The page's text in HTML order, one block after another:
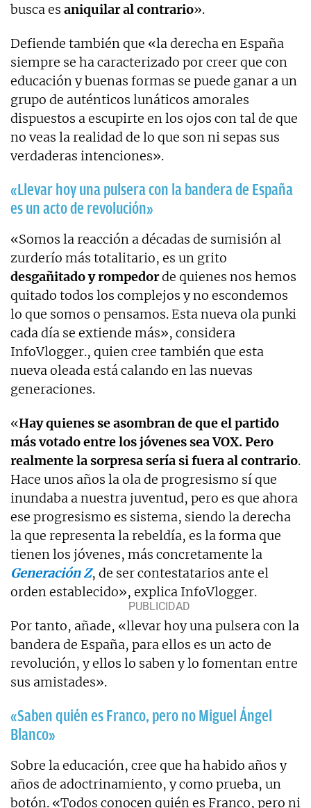
busca es aniquilar al contrario».
Defiende también que «la derecha en España
siempre se ha caracterizado por creer que con
educación y buenas formas se puede ganar a un
grupo de auténticos lunáticos amorales
dispuestos a escupirte en los ojos con tal de que
no veas la realidad de lo que son ni sepas sus
verdaderas intenciones».
«Llevar hoy una pulsera con la bandera de España
es un acto de revolución»
«Somos la reacción a décadas de sumisión al
zurderío más totalitario, es un grito
desgañitado y rompedorde quienes nos hemos
quitado todos los complejos y no escondemos
lo que somos o pensamos. Esta nueva ola punki
cada día se extiende más», considera
InfoVlogger., quien cree también que esta
nueva oleada está calando en las nuevas
generaciones.
«Hay quienes se asombran de que el partido
más votado entre los jóvenes sea VOX. Pero
realmente la sorpresa sería si fuera al contrario.
Hace unos años la ola de progresismo sí que
inundaba a nuestra juventud, pero es que ahora
ese progresismo es sistema, siendo la derecha
la que representa la rebeldía, es la forma que
tienen los jóvenes, más concretamente la
Generación Z, de ser contestatarios ante el
orden establecido», explica InfoVlogger.
Por tanto, añade, «llevar hoy una pulsera con la
bandera de España, para ellos es un acto de
revolución, y ellos lo saben y lo fomentan entre
sus amistades».
«Saben quién es Franco, pero no Miguel Ángel
Blanco»
Sobre la educación, cree que ha habido años y
años de adoctrinamiento, y como prueba, un
botón. «Todos conocen quién es Franco, pero ni